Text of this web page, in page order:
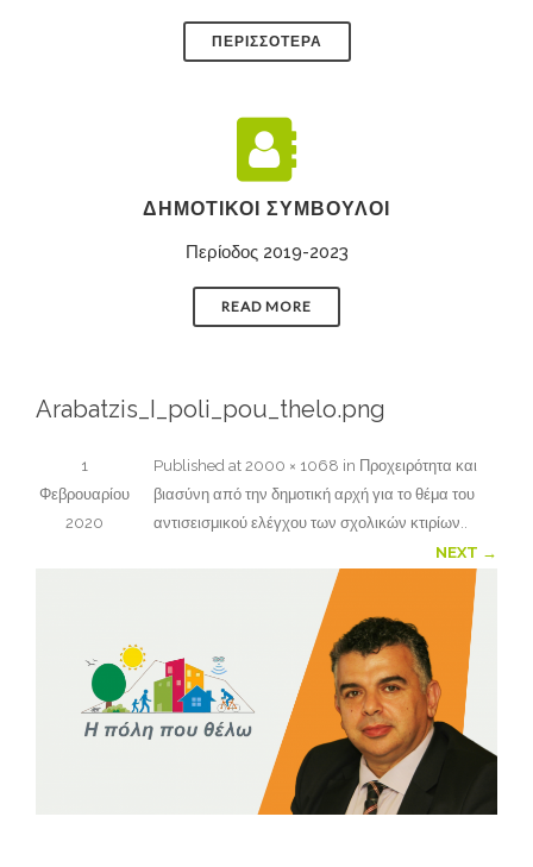
ΠΕΡΙΣΣΟΤΕΡΑ
ΔΗΜΟΤΙΚΟΊ ΣΎΜΒΟΥΛΟΙ
Περίοδος 2019-2023
READ MORE
Arabatzis_I_poli_pou_thelo.png
Published
1
Φεβρουαρίου
2020
at 2000 × 1068 in Προχειρότητα και
βιασύνη από την δημοτική αρχή για το θέμα του
αντισεισμικού ελέγχου των σχολικών κτιρίων..
NEXT →